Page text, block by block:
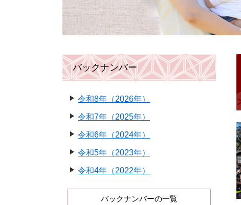
バックナンバー
令和8年（2026年）
令和7年（2025年）
令和6年（2024年）
令和5年（2023年）
令和4年（2022年）
バックナンバーの一覧